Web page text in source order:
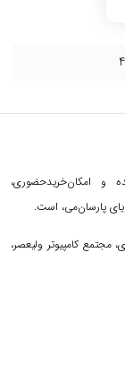
4
و امکان‌خریدحضوری،
پارسان‌می، است.
مجتمع کامپیوتر ولیعصر،